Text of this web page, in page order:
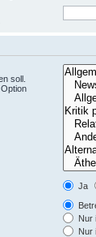
soll.
Ja
Nur
Nur